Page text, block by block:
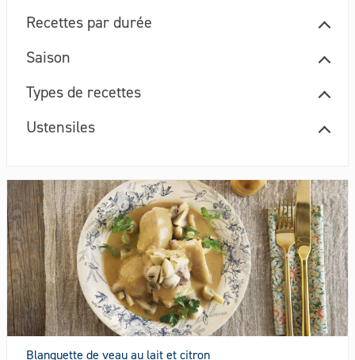
Recettes par durée
Saison
Types de recettes
Ustensiles
Blanquette de veau au lait et citron